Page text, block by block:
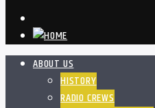
ABOUT US
HISTORY
RADIO CREWS